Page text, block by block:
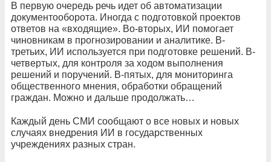
В первую очередь речь идет об автоматизации
документооборота. Иногда с подготовкой проектов
ответов на «входящие». Во-вторых, ИИ помогает
чиновникам в прогнозировании и аналитике. В-
третьих, ИИ используется при подготовке решений. В-
четвертых, для контроля за ходом выполнения
решений и поручений. В-пятых, для мониторинга
общественного мнения, обработки обращений
граждан. Можно и дальше продолжать…
Каждый день СМИ сообщают о все новых и новых
случаях внедрения ИИ в государственных
учреждениях разных стран.